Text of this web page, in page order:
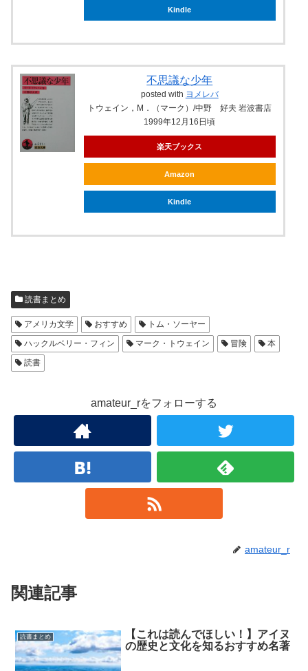
Kindle
不思議な少年
posted with ヨメレバ
トウェイン，M．（マーク）/中野 好夫 岩波書店
1999年12月16日頃
楽天ブックス
Amazon
Kindle
読書まとめ
アメリカ文学 おすすめ
トム・ソーヤー
ハックルベリー・フィン
マーク・トウェイン 冒険
本
読書
amateur_rをフォローする
amateur_r
関連記事
読書まとめ
【これは読んでほしい！】アイヌ
の歴史と文化を知るおすすめ名著